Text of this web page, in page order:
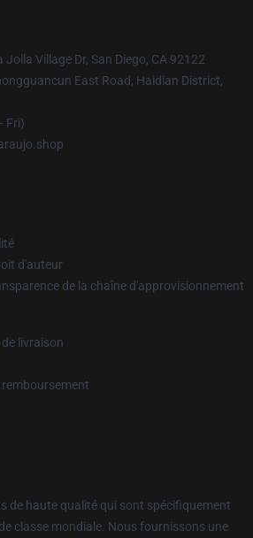
Jolla Village Dr, San Diego, CA 92122
East Road, Haidian District,
Fri)
d'auteur
de la chaîne d'approvisionnement
livraison
de haute qualité qui sont spécifiquement
classe mondiale. Nous fournissons une